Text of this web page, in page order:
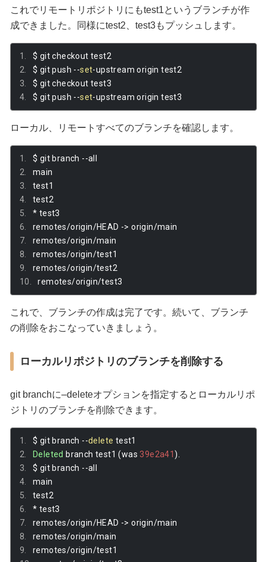
これでリモートリポジトリにもtest1というブランチが作
成できました。同様にtest2、test3もプッシュします。
$ git checkout test2
$ git push --set-upstream origin test2
$ git checkout test3
$ git push --set-upstream origin test3
ローカル、リモートすべてのブランチを確認します。
$ git branch --all
main
test1
test2
* test3
remotes/origin/HEAD -> origin/main
remotes/origin/main
remotes/origin/test1
remotes/origin/test2
remotes/origin/test3
これで、ブランチの作成は完了です。続いて、ブランチ
の削除をおこなっていきましょう。
ローカルリポジトリのブランチを削除する
git branchに–deleteオプションを指定するとローカルリポ
ジトリのブランチを削除できます。
$ git branch --delete test1
Deleted branch test1 (was 39e2a41).
$ git branch --all
main
test2
* test3
remotes/origin/HEAD -> origin/main
remotes/origin/main
remotes/origin/test1